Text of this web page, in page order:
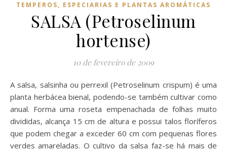
TEMPEROS, ESPECIARIAS E PLANTAS AROMÁTICAS
SALSA (Petroselinum
hortense)
10 de fevereiro de 2009
A salsa, salsinha ou perrexil (Petroselinum crispum) é uma
planta herbácea bienal, podendo-se também cultivar como
anual. Forma uma roseta empenachada de folhas muito
divididas, alcança 15 cm de altura e possui talos floríferos
que podem chegar a exceder 60 cm com pequenas flores
verdes amareladas. O cultivo da salsa faz-se há mais de